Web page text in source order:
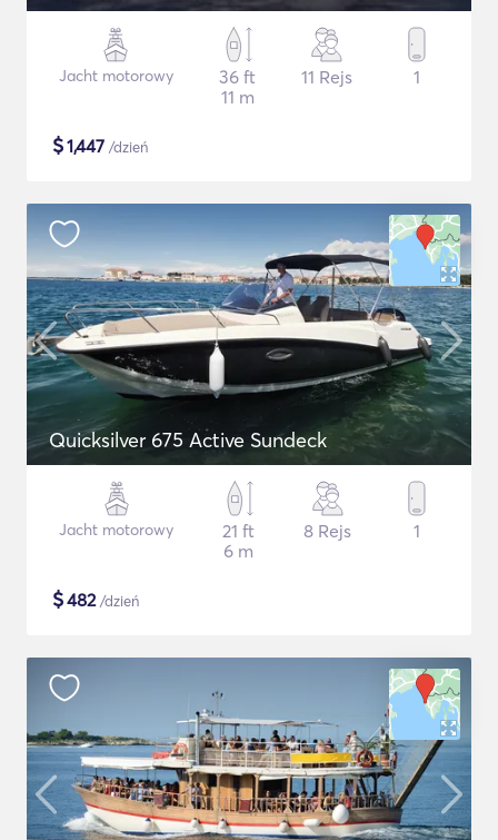
Jacht motorowy
36 ft
11 m
11 Rejs 1
$1,447 /dzień
Quicksilver 675 Active Sundeck
Jacht motorowy
21 ft
6 m
8 Rejs 1
$482/dzień